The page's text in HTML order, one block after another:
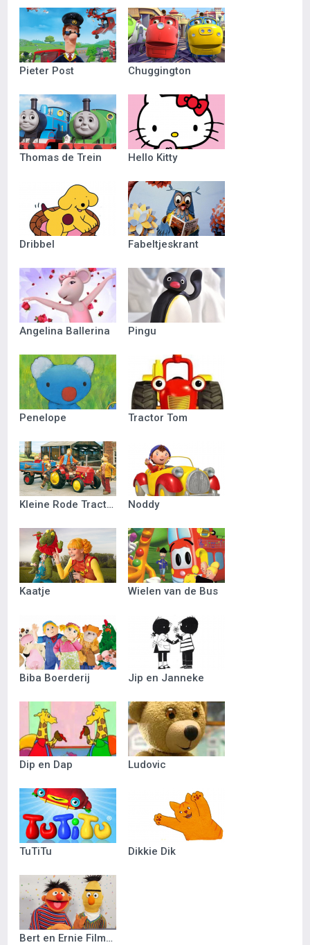
Pieter Post Chuggington
Thomas de Trein Hello Kitty
Dribbel Fabeltjeskrant
Angelina Ballerina Pingu
Penelope Tractor Tom
Kleine Rode Tractor Noddy
Kaatje Wielen van de Bus
Biba Boerderij Jip en Janneke
Dip en Dap Ludovic
TuTiTu Dikkie Dik
Bert en Ernie Filmpjes